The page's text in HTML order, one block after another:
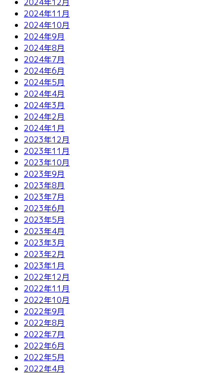
2024年11月
2024年10月
2024年9月
2024年8月
2024年7月
2024年6月
2024年5月
2024年4月
2024年3月
2024年2月
2024年1月
2023年12月
2023年11月
2023年10月
2023年9月
2023年8月
2023年7月
2023年6月
2023年5月
2023年4月
2023年3月
2023年2月
2023年1月
2022年12月
2022年11月
2022年10月
2022年9月
2022年8月
2022年7月
2022年6月
2022年5月
2022年4月